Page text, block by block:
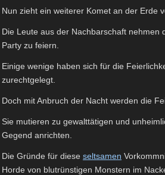
Nun zieht ein weiterer Komet an der Erde
Die Leute aus der Nachbarschaft nehmen
Party zu feiern.
Einige wenige haben sich für die
zurechtgelegt.
Doch mit Anbruch der Nacht werden die
Sie mutieren zu gewalttätigen und
Gegend anrichten.
Die Gründe für diese seltsamen
Horde von blutrünstigen Monstern im